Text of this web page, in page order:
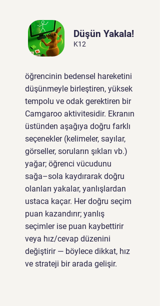
Düşün Yakala!
K12
öğrencinin bedensel hareketini
düşünmeyle birleştiren, yüksek
tempolu ve odak gerektiren bir
Camgaroo aktivitesidir. Ekranın
üstünden aşağıya doğru farklı
seçenekler (kelimeler, sayılar,
görseller, soruların şıkları vb.)
yağar; öğrenci vücudunu
sağa–sola kaydırarak doğru
olanları yakalar, yanlışlardan
ustaca kaçar. Her doğru seçim
puan kazandırır; yanlış
seçimler ise puan kaybettirir
veya hız/cevap düzenini
değiştirir — böylece dikkat, hız
ve strateji bir arada gelişir.